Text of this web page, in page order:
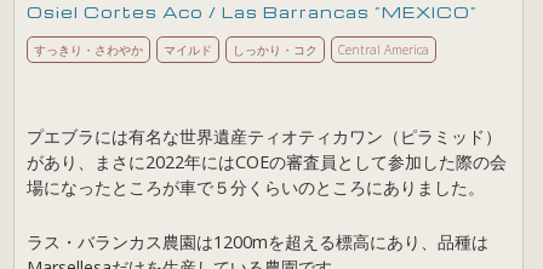
Osiel Cortes Aco / Las Barrancas ”MEXICO”
すっきり・さわやか マイルド しっかり・コク Central America
プエブラには有名な世界遺産ティオティカワン（ピラミッド）
があり、まさに2022年にはCOEの審査員として参加した際の会
場になったところが車で５分くらいのところにありました。
ラス・バランカス農園は1200mを超える標高にあり、品種は